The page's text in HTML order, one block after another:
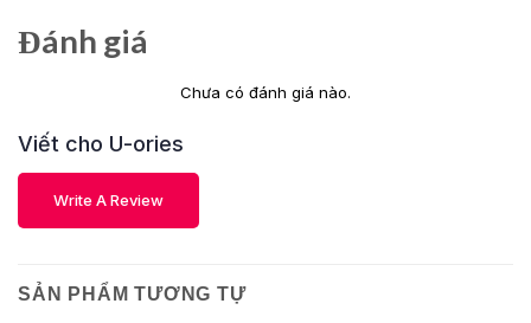
Đánh giá
Chưa có đánh giá nào.
Viết cho U-ories
Write A Review
SẢN PHẨM TƯƠNG TỰ